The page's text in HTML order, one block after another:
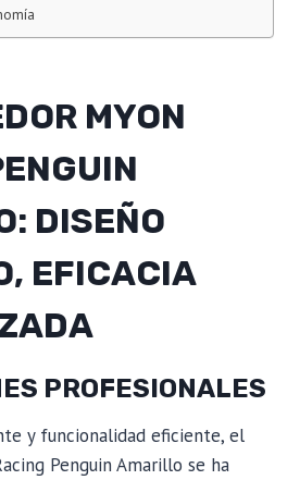
MYON
DISEÑO
EFICACIA
PROFESIONALES
y funcionalidad eficiente, el
Penguin Amarillo se ha